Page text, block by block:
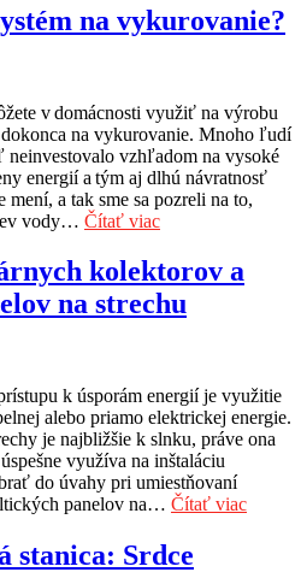
na vykurovanie?
v domácnosti využiť na výrobu
na vykurovanie. Mnoho ľudí
neinvestovalo vzhľadom na vysoké
energií a tým aj dlhú návratnosť
mení, a tak sme sa pozreli na to,
vody… Čítať viac
kolektorov a
na strechu
k úsporám energií je využitie
alebo priamo elektrickej energie.
je najbližšie k slnku, práve ona
využíva na inštaláciu
do úvahy pri umiestňovaní
panelov na… Čítať viac
stanica: Srdce